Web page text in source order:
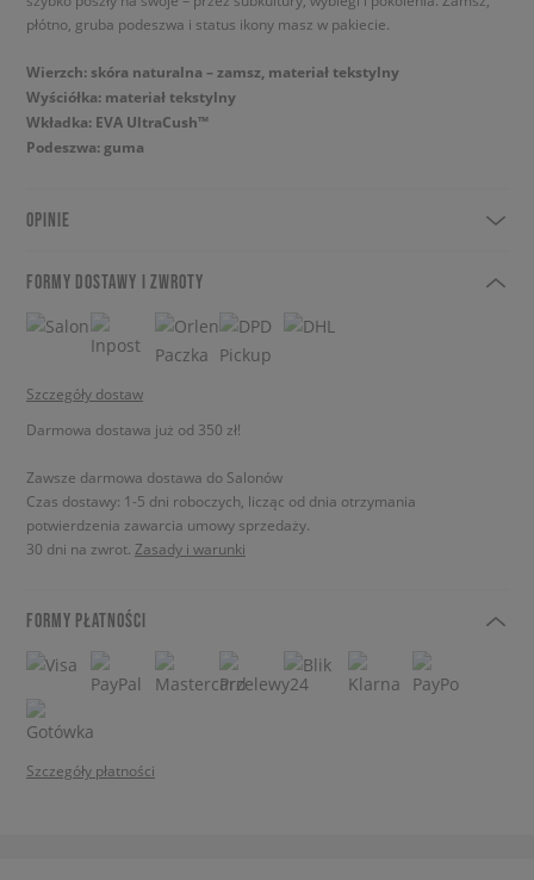
płótno, gruba podeszwa i status ikony masz w pakiecie.
Wierzch: skóra naturalna – zamsz, materiał tekstylny
Wyściółka: materiał tekstylny
Wkładka: EVA UltraCush™
Podeszwa: guma
OPINIE
FORMY DOSTAWY I ZWROTY
Szczegóły dostaw
Darmowa dostawa już od 350 zł!
Zawsze darmowa dostawa do Salonów
Czas dostawy: 1-5 dni roboczych, licząc od dnia otrzymania
potwierdzenia zawarcia umowy sprzedaży.
30 dni na zwrot. Zasady i warunki
FORMY PŁATNOŚCI
Szczegóły płatności